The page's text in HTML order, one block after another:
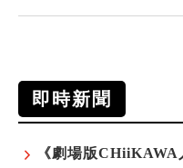
即時新聞